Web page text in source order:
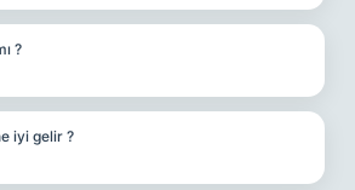
?
iyi gelir ?